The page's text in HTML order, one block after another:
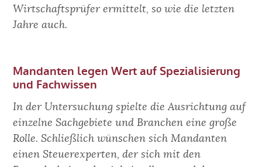
Wirtschaftsprüfer ermittelt, so wie die letzten
Jahre auch.
Mandanten legen Wert auf Spezialisierung
und Fachwissen
In der Untersuchung spielte die Ausrichtung auf
einzelne Sachgebiete und Branchen eine große
Rolle. Schließlich wünschen sich Mandanten
einen Steuerexperten, der sich mit den